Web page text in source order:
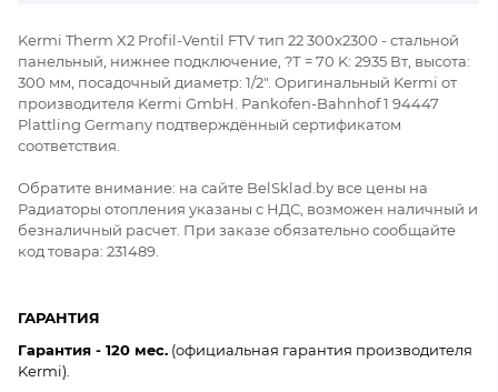
Kermi Therm X2 Profil-Ventil FTV тип 22 300x2300 - стальной
панельный, нижнее подключение, ?Т = 70 K: 2935 Вт, высота:
300 мм, посадочный диаметр: 1/2". Оригинальный Kermi от
производителя Kermi GmbH. Pankofen-Bahnhof 1 94447
Plattling Germany подтверждённый сертификатом
соответствия.
Обратите внимание: на сайте BelSklad.by все цены на
Радиаторы отопления указаны с НДС, возможен наличный и
безналичный расчет. При заказе обязательно сообщайте
код товара: 231489.
ГАРАНТИЯ
Гарантия - 120 мес. (официальная гарантия производителя
Kermi).